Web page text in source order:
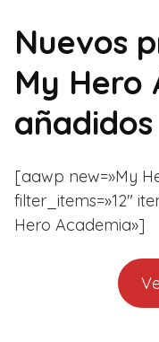
Nuevos
My Hero
añadidos
[aawp new=»My
filter_items=»12″
Hero Academia»]